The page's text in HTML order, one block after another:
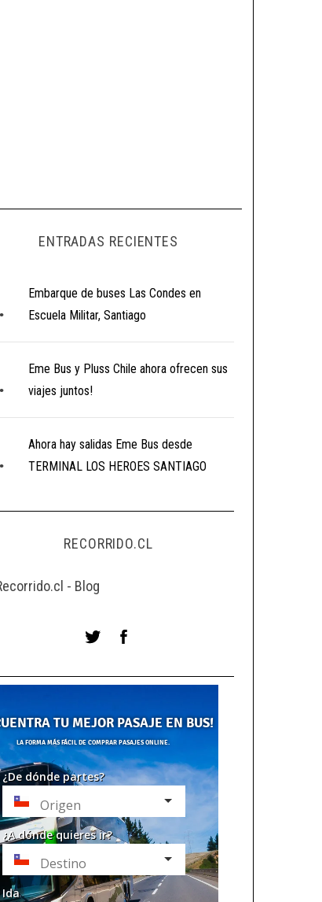
ENTRADAS RECIENTES
Embarque de buses Las Condes en
Escuela Militar, Santiago
Eme Bus y Pluss Chile ahora ofrecen sus
viajes juntos!
Ahora hay salidas Eme Bus desde
TERMINAL LOS HEROES SANTIAGO
RECORRIDO.CL